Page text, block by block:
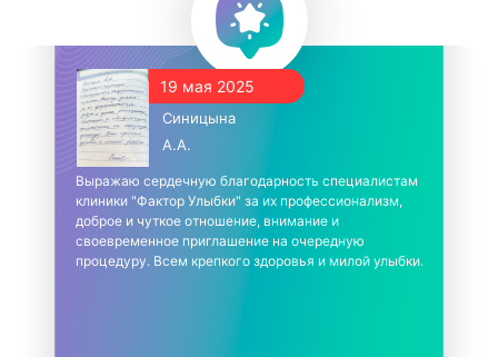
19 мая 2025
Синицына
А.А.
Выражаю сердечную благодарность специалистам
клиники "Фактор Улыбки" за их профессионализм,
доброе и чуткое отношение, внимание и
своевременное приглашение на очередную
процедуру. Всем крепкого здоровья и милой улыбки.